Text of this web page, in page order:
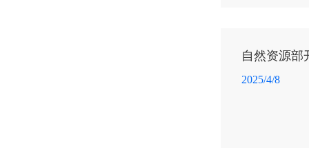
自然资源部
2025/4/8